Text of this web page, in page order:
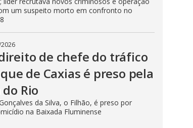
um suspeito morto em confronto no
de chefe do tráfico
de Caxias é preso pela
Rio
da Silva, o Filhão, é preso por
na Baixada Fluminense